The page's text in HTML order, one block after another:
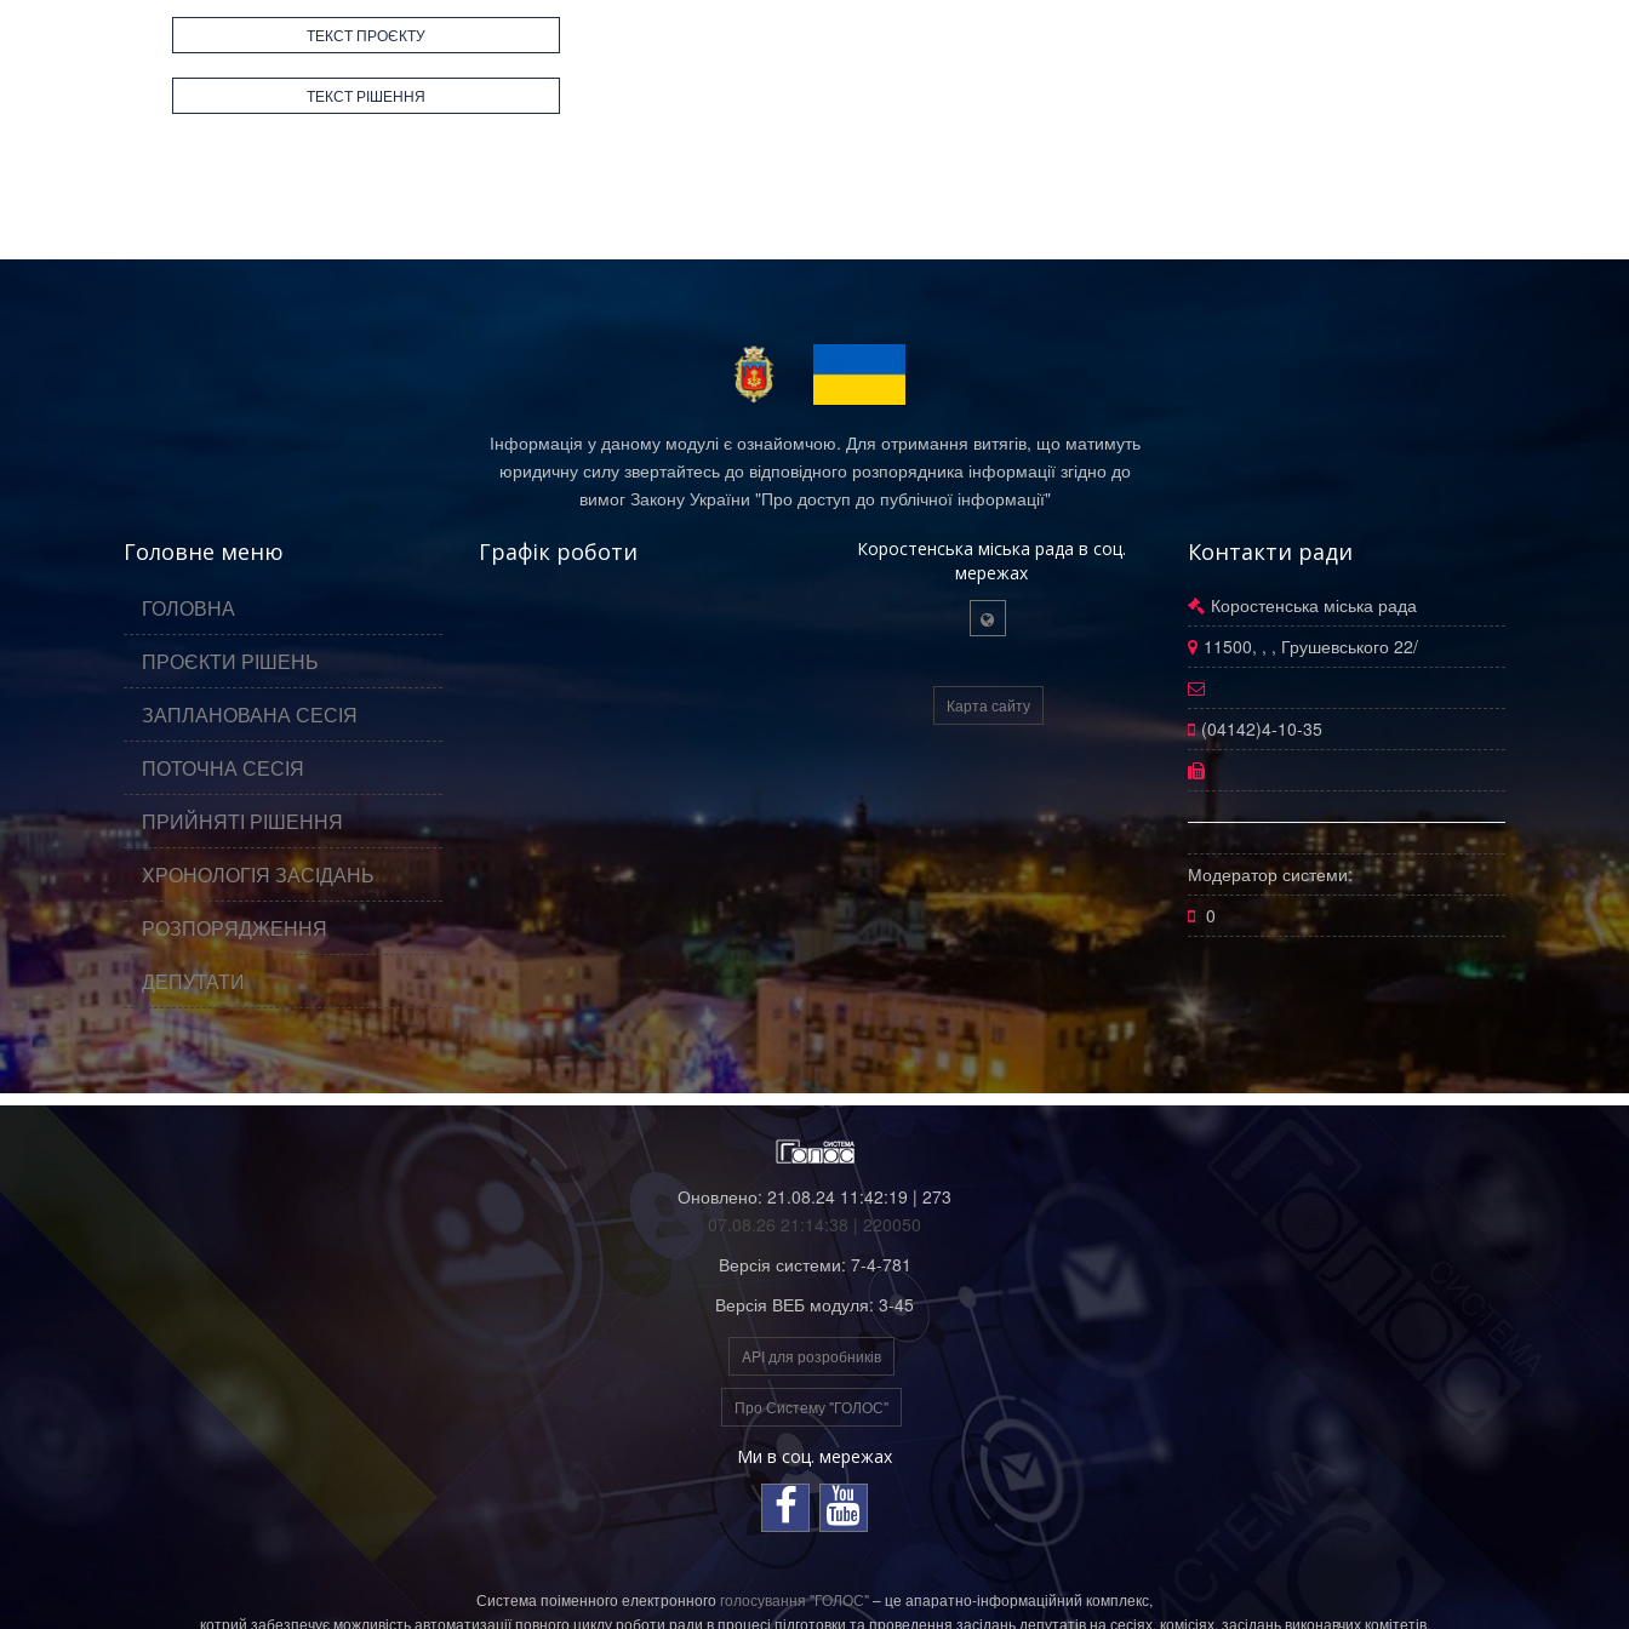
ТЕКСТ ПРОЄКТУ
ТЕКСТ РІШЕННЯ
Інформація у даному модулі є ознайомчою. Для отримання витягів, що матимуть
юридичну силу звертайтесь до відповідного розпорядника інформації згідно до
вимог Закону України "Про доступ до публічної інформації"
Головне меню
ГОЛОВНА
ПРОЄКТИ РІШЕНЬ
ЗАПЛАНОВАНА СЕСІЯ
ПОТОЧНА СЕСІЯ
ПРИЙНЯТІ РІШЕННЯ
ХРОНОЛОГІЯ ЗАСІДАНЬ
РОЗПОРЯДЖЕННЯ
ДЕПУТАТИ
Графік роботи
Коростенська міська рада в соц.
мережах
Карта сайту
Контакти ради
Коростенська міська рада
11500, , , Грушевського 22/
(04142)4-10-35
Модератор системи:
0
Оновлено: 21.08.24 11:42:19 | 273
07.08.26 21:14:38 | 220050
Версія системи: 7-4-781
Версія ВЕБ модуля: 3-45
API для розробників
Про Систему "ГОЛОС"
Ми в соц. мережах
Система поіменного електронного голосування "ГОЛОС"– це апаратно-інформаційний комплекс,
котрий забезпечує можливість автоматизації повного циклу роботи ради в процесі підготовки та проведення засідань депутатів на сесіях, комісіях, засідань виконавчих комітетів,